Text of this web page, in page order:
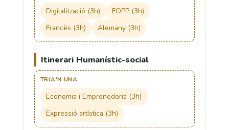
Digitalització (3h)
FOPP (3h)
Francès (3h)
Alemany (3h)
Itinerari Humanístic-social
TRIA'N UNA
Economia i Emprenedoria (3h)
Expressió artística (3h)